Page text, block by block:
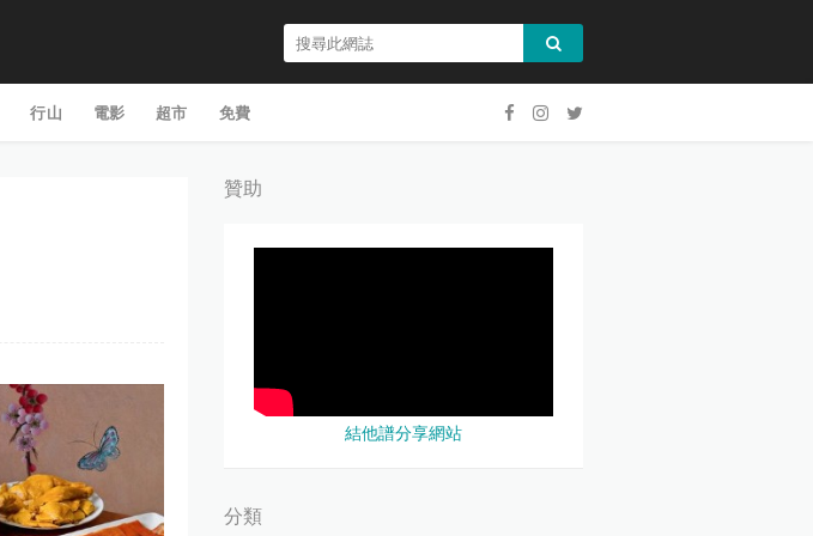
行山 電影 超市 免費
贊助
結他譜分享網站
分類